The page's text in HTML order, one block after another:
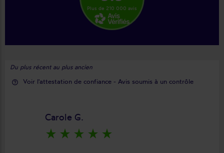
Plus de 210 000 avis
Du plus récent au plus ancien
help_outline Voir l'attestation de confiance - Avis soumis à un contrôle
Carole G.
star_rate star_rate star_rate star_rate star_rate